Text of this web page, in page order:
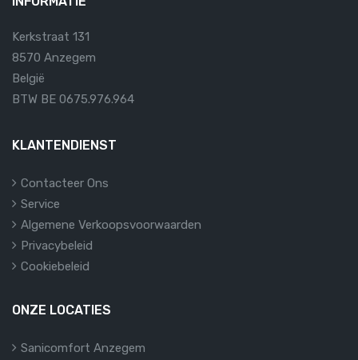
Kerkstraat 131
8570 Anzegem
België
BTW BE 0675.976.964
KLANTENDIENST
Contacteer Ons
Service
Algemene Verkoopsvoorwaarden
Privacybeleid
Cookiebeleid
ONZE LOCATIES
Sanicomfort Anzegem